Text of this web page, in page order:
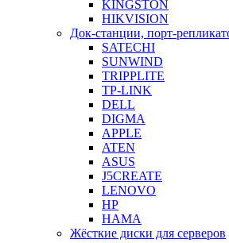
KINGSTON
HIKVISION
Док-станции, порт-
SATECHI
SUNWIND
TRIPPLITE
TP-LINK
DELL
DIGMA
APPLE
ATEN
ASUS
J5CREATE
LENOVO
HP
HAMA
Жёсткие диски для серверов